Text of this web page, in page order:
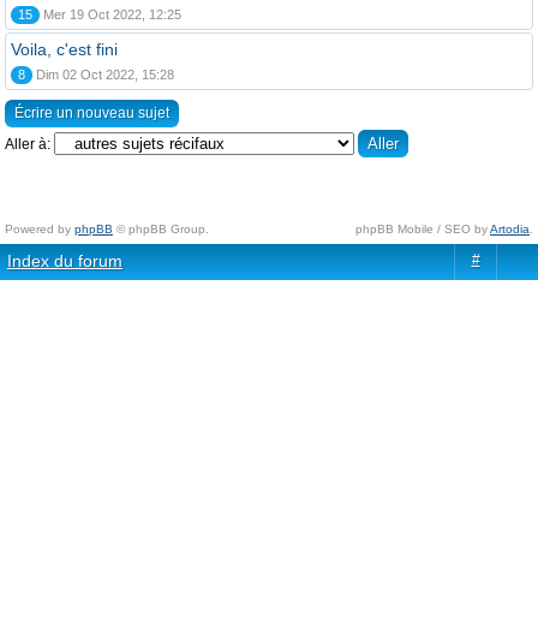
15 Mer 19 Oct 2022, 12:25
Voila, c'est fini
8 Dim 02 Oct 2022, 15:28
Écrire un nouveau sujet
Aller à:
Powered by phpBB © phpBB Group. phpBB Mobile / SEO byArtodia
Index du forum #